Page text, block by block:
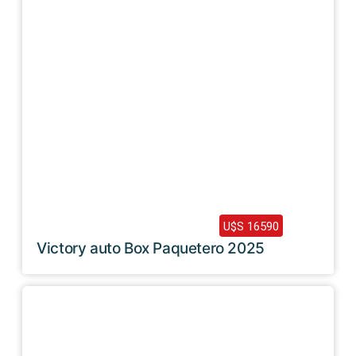
U$S 16590
Victory auto Box Paquetero 2025